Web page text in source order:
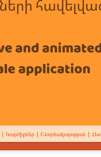
Կարծիքներ Շնորհակալություն